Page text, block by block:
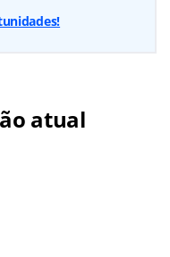
atual